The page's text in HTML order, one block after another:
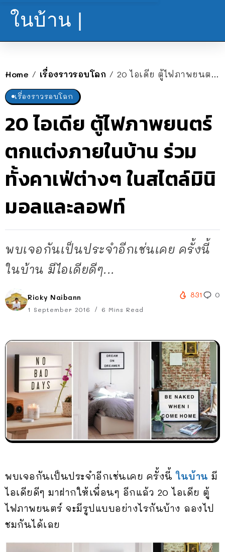
ในบ้าน |
Home / เรื่องราวรอบโลก / 20 ไอเดีย ตู้ไฟภาพยนตร์ ตกแต่งภายในบ้าน ร่วมทั้งคาเฟ่ต่างๆ ในสไตล์มินิมอลและลอฟท์
เรื่องราวรอบโลก
20 ไอเดีย ตู้ไฟภาพยนตร์
ตกแต่งภายในบ้าน ร่วม
ทั้งคาเฟ่ต่างๆ ในสไตล์มินิ
มอลและลอฟท์
พบเจอกันเป็นประจำอีกเช่นเคย ครั้งนี้
ในบ้าน มีไอเดียดีๆ...
Ricky Naibann
1 September 2016 6 Mins Read
831 0
พบเจอกันเป็นประจำอีกเช่นเคย ครั้งนี้ในบ้าน มี
ไอเดียดีๆ มาฝากให้เพื่อนๆ อีกแล้ว 20 ไอเดีย ตู้
ไฟภาพยนตร์ จะมีรูปแบบอย่างไรกันบ้าง ลองไป
ชมกันได้เลย